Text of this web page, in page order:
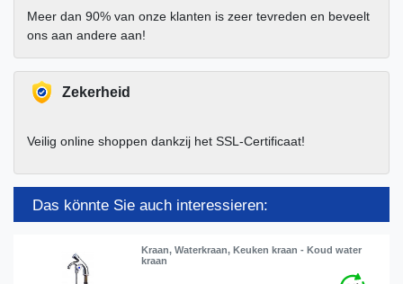
Meer dan 90% van onze klanten is zeer tevreden en beveelt
ons aan andere aan!
Zekerheid
Veilig online shoppen dankzij het SSL-Certificaat!
Das könnte Sie auch interessieren:
Kraan, Waterkraan, Keuken kraan - Koud water
kraan